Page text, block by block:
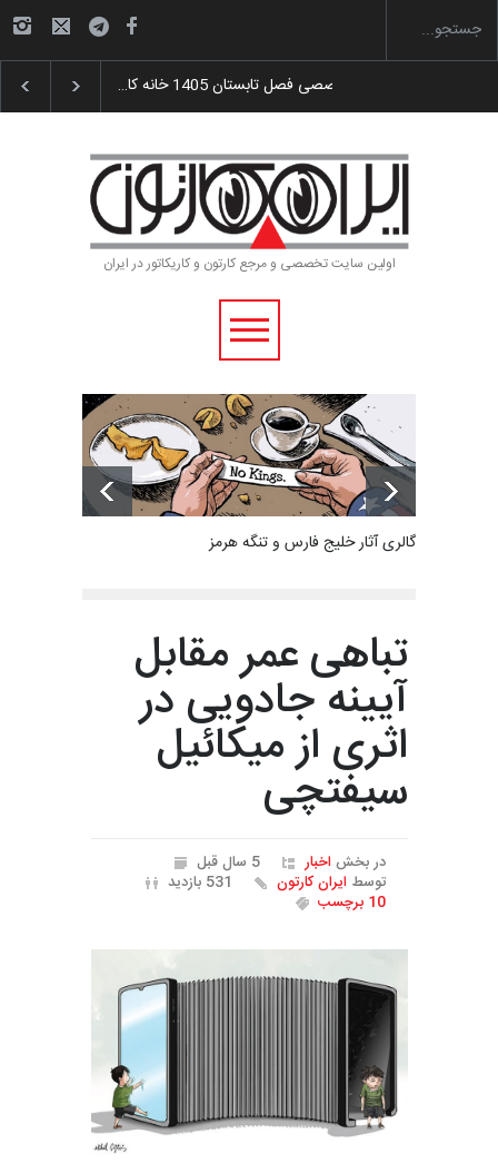
آغاز دوره‌های تخصصی فصل تابستان 1405 خانه آیین اختتامیه و اهدای جوایز سوم…
اولین سایت تخصصی و مرجع کارتون و کاریکاتور در ایران
گالری آثار خلیج فارس و تنگه هرمز
تباهی عمر مقابل
آیینه جادویی در
اثری از میکائیل
سیفتچی
در بخش اخبار
5 سال قبل
توسط ایران کارتون
531 بازدید
10 برچسب